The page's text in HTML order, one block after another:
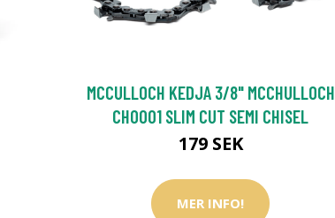
MCCULLOCH KEDJA 3/8" MCCHULLOCH
CHO001 SLIM CUT SEMI CHISEL
179 SEK
MER INFO!